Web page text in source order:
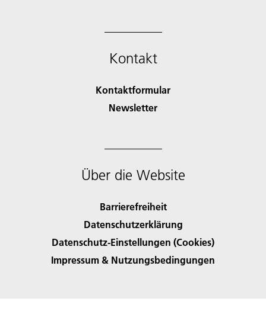
Kontakt
Kontaktformular
Newsletter
Über die Website
Barrierefreiheit
Datenschutzerklärung
Datenschutz-Einstellungen (Cookies)
Impressum & Nutzungsbedingungen